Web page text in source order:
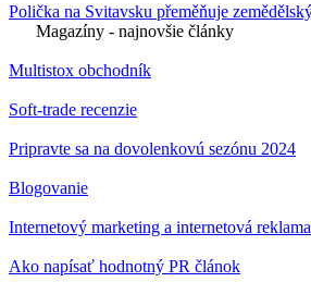
Polička na Svitavsku přeměňuje
Magazíny - najnovšie články
Multistox obchodník
Soft-trade recenzie
Pripravte sa na dovolenkovú sezónu 2024
Blogovanie
Internetový marketing a internetová reklama
Ako napísať hodnotný PR článok